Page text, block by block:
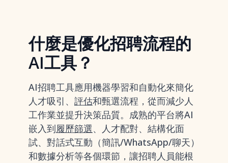
什麼是優化招聘流程的
AI工具？
AI招聘工具應用機器學習和自動化來簡化
人才吸引、 評估和甄選流程，從而減少人
工作業並提升決策品質。成熟的平台將AI
嵌入到履歷篩選、人才配對、結構化面
試、對話式互動（簡訊/WhatsApp/聊天）
和數據分析等各個環節，讓招聘人員能根